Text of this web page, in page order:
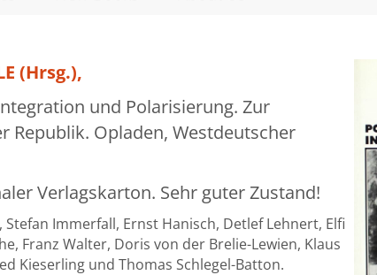
(Hrsg.),
und Polarisierung. Zur
Republik. Opladen, Westdeutscher
Verlagskarton. Sehr guter Zustand!
Immerfall, Ernst Hanisch, Detlef Lehnert, Elfi
Franz Walter, Doris von der Brelie-Lewien, Klaus
Kieserling und Thomas Schlegel-Batton.